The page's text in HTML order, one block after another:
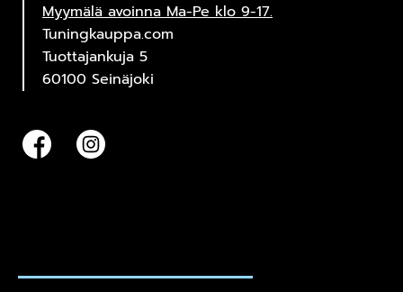
Myymälä avoinna Ma-Pe klo 9-17.
Tuningkauppa.com
Tuottajankuja 5
60100 Seinäjoki